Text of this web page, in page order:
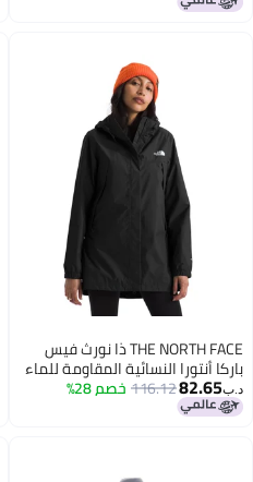
THE NORTH FACE ذا نورث فيس
باركا أنتورا النسائية المقاومة للماء
(المقاسات القياسية والكبيرة) -
د.ب‏82.65
116.12خصم 28%